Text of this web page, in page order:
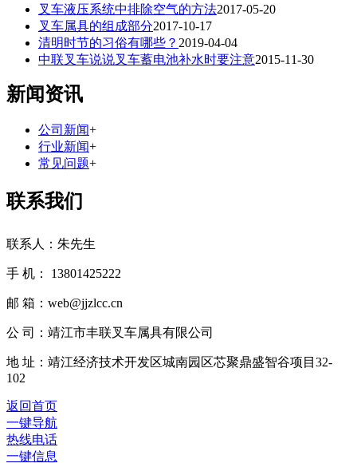
叉车液压系统中排除空气的方法2017-05-20
叉车属具的组成部分2017-10-17
清明时节的习俗有哪些？ 2019-04-04
中联叉车说说叉车蓄电池补水时要注意2015-11-30
新闻资讯
公司新闻+
行业新闻+
常见问题+
联系我们
联系人：朱先生
手 机： 13801425222
邮 箱：web@jjzlcc.cn
公 司：靖江市丰联叉车属具有限公司
地 址：靖江经济技术开发区城南园区芯聚鼎盛智谷项目32-
102
返回首页
一键导航
热线电话
一键信息